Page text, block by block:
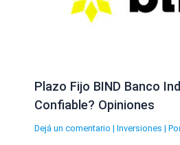
Plazo Fijo BIND Banco
Confiable? Opiniones
Dejá un comentario | Inversiones |